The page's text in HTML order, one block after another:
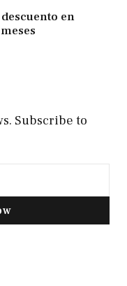
en
Subscribe to